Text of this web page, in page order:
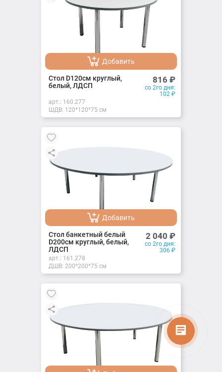
Добавить
Добавлено
Стол D120см круглый,
белый, ЛДСП
816 ₽
со 2го дня:
102 ₽
арт.: 160.277
ШДВ: 120*120*75 см
Добавить
Добавлено
Стол банкетный белый
D200см круглый, белый,
ЛДСП
2 040 ₽
со 2го дня:
306 ₽
арт.: 161.278
ДШВ: 200*200*75 см